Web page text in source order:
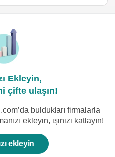
Ekleyin,
çifte ulaşın!
buldukları firmalarla
ekleyin, işinizi katlayın!
ekleyin